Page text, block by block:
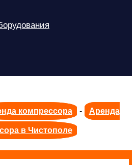
компрессора - Аренда
в Чистополе